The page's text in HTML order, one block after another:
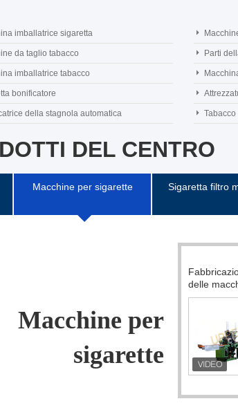
imballatrice sigaretta
da taglio tabacco Parti
imballatrice tabacco
bonificatore
della stagnola automatica
DEL CENTRO
Macchine per sigarette Sigaretta filtro
Linea di
sigaretta
,
MAXS